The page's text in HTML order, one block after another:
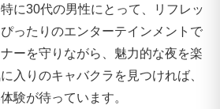
に30代の男性にとって、リフレッ
ったりのエンターテインメントで
ーを守りながら、魅力的な夜を楽
入りのキャバクラを見つければ、
験が待っています。